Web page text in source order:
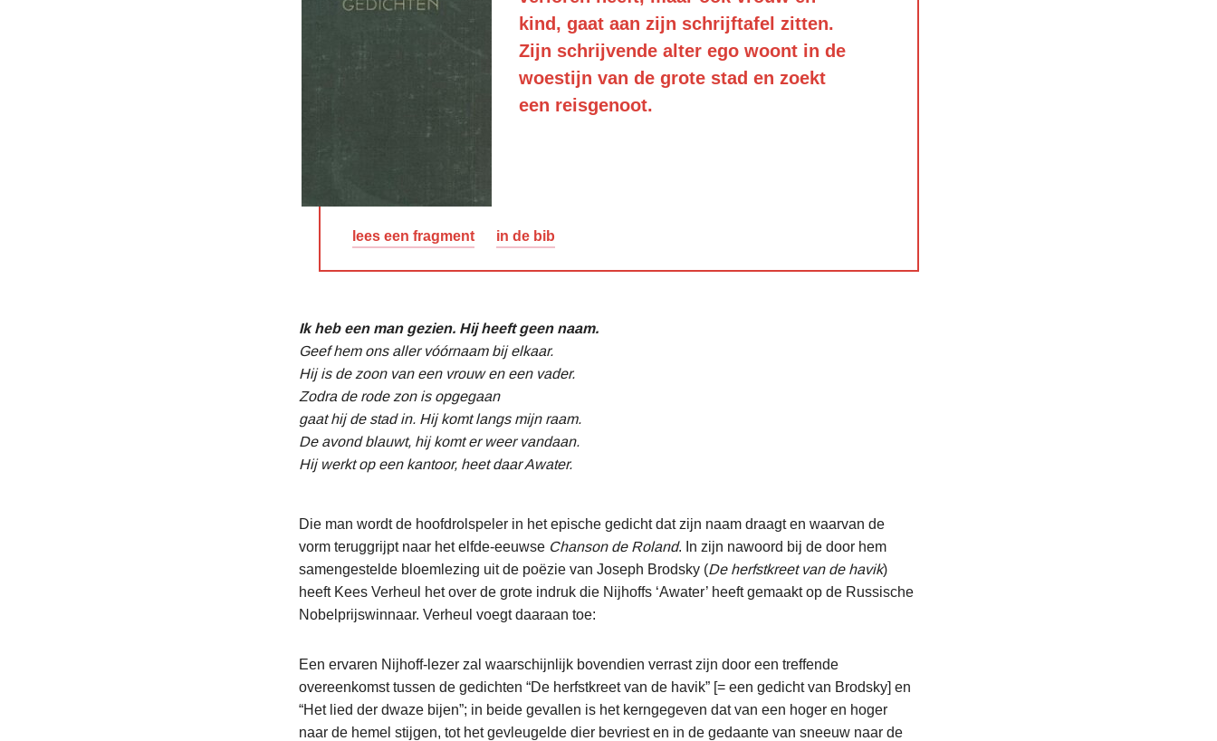
kind, gaat aan zijn schrijftafel zitten.
Zijn schrijvende alter ego woont in de
woestijn van de grote stad en zoekt
een reisgenoot.
lees een fragment in de bib
Ik heb een man gezien. Hij heeft geen naam.
Geef hem ons aller vóórnaam bij elkaar.
Hij is de zoon van een vrouw en een vader.
Zodra de rode zon is opgegaan
gaat hij de stad in. Hij komt langs mijn raam.
De avond blauwt, hij komt er weer vandaan.
Hij werkt op een kantoor, heet daar Awater.
Die man wordt de hoofdrolspeler in het epische gedicht dat zijn naam draagt en waarvan de
vorm teruggrijpt naar het elfde-eeuwse Chanson de Roland. In zijn nawoord bij de door hem
samengestelde bloemlezing uit de poëzie van Joseph Brodsky (De herfstkreet van de havik)
heeft Kees Verheul het over de grote indruk die Nijhoffs ‘Awater’ heeft gemaakt op de Russische
Nobelprijswinnaar. Verheul voegt daaraan toe:
Een ervaren Nijhoff-lezer zal waarschijnlijk bovendien verrast zijn door een treffende
overeenkomst tussen de gedichten “De herfstkreet van de havik” [= een gedicht van Brodsky] en
“Het lied der dwaze bijen”; in beide gevallen is het kerngegeven dat van een hoger en hoger
naar de hemel stijgen, tot het gevleugelde dier bevriest en in de gedaante van sneeuw naar de